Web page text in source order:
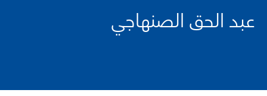
عبد الحق الصنهاجي